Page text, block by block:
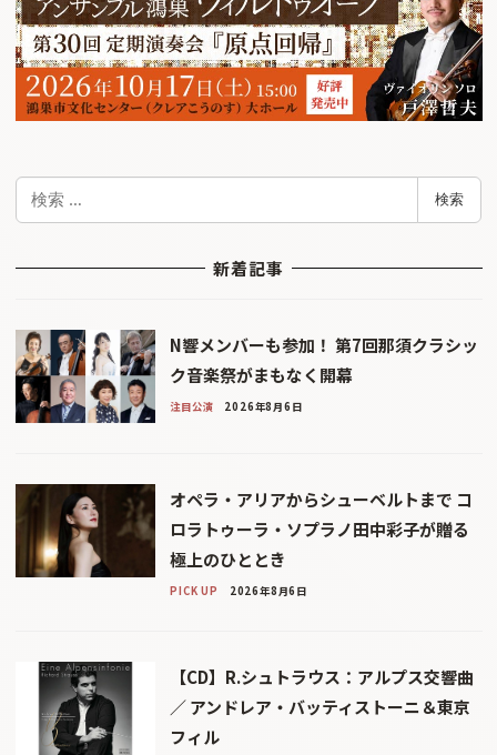
検
検索
新着記事
N響メンバーも参加！ 第7回那須クラシッ
ク音楽祭がまもなく開幕
注目公演 2026年8月6日
オペラ・アリアからシューベルトまで コ
ロラトゥーラ・ソプラノ田中彩子が贈る
極上のひととき
PICK UP 2026年8月6日
【CD】R.シュトラウス：アルプス交響曲
／ アンドレア・バッティストーニ＆東京
フィル